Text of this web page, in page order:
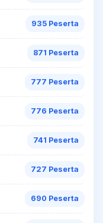
935 Peserta
871 Peserta
777 Peserta
776 Peserta
741 Peserta
727 Peserta
690 Peserta